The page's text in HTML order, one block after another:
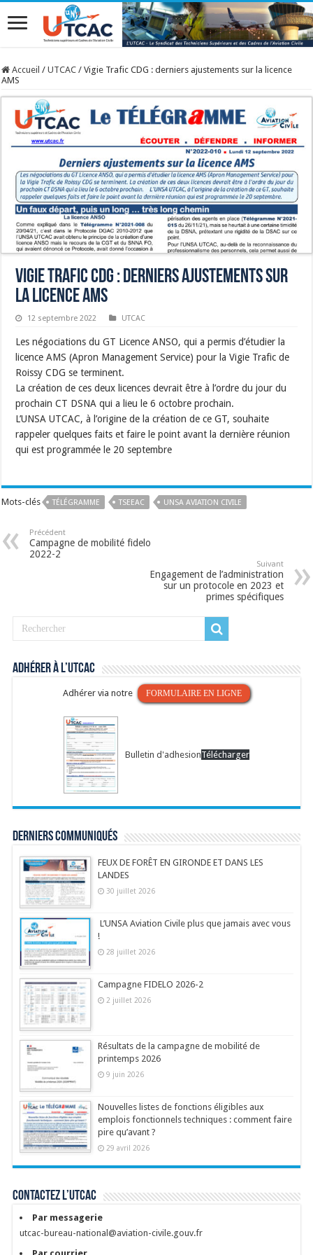
Accueil / UTCAC / Vigie Trafic CDG : derniers ajustements sur la licence
AMS
Vigie Trafic CDG : derniers ajustements sur
la licence AMS
12 septembre 2022 UTCAC
Les négociations du GT Licence ANSO, qui a permis d’étudier la
licence AMS (Apron Management Service) pour la Vigie Trafic de
Roissy CDG se terminent.
La création de ces deux licences devrait être à l’ordre du jour du
prochain CT DSNA qui a lieu le 6 octobre prochain.
L’UNSA UTCAC, à l’origine de la création de ce GT, souhaite
rappeler quelques faits et faire le point avant la dernière réunion
qui est programmée le 20 septembre
Mots-clés TÉLÉGRAMME TSEEAC UNSA AVIATION CIVILE
Précédent
Campagne de mobilité fidelo
2022-2
Suivant
Engagement de l’administration
sur un protocole en 2023 et
primes spécifiques
Adhérer à l’UTCAC
Adhérer via notre FORMULAIRE EN LIGNE
Bulletin d'adhesionTélécharger
Derniers communiqués
FEUX DE FORÊT EN GIRONDE ET DANS LES
LANDES
30 juillet 2026
L’UNSA Aviation Civile plus que jamais avec vous
!
28 juillet 2026
Campagne FIDELO 2026-2
2 juillet 2026
Résultats de la campagne de mobilité de
printemps 2026
9 juin 2026
Nouvelles listes de fonctions éligibles aux
emplois fonctionnels techniques : comment faire
pire qu’avant ?
29 avril 2026
Contactez l’UTCAC
Par messagerie
utcac-bureau-national@aviation-civile.gouv.fr